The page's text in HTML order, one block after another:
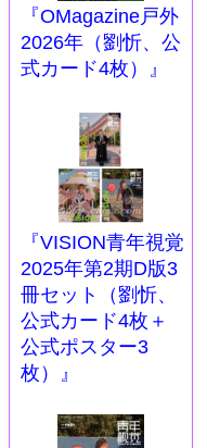
『OMagazine戸外
2026年（劉忻、公
式カード4枚）』
『VISION青年視覚
2025年第2期D版3
冊セット（劉忻、
公式カード4枚＋
公式ポスター3
枚）』